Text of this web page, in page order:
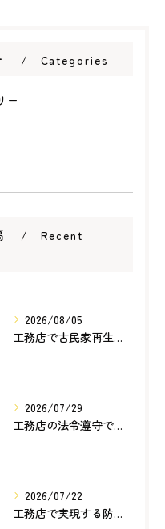
Categories
ー
Recent
2026/08/05
工務店で古民家再生を成功させるための費用・補助金活用と信頼できる選び方徹底ガイド
2026/07/29
工務店の法令遵守で滋賀県犬上郡多賀町で信頼できる選び方と見極めポイント
2026/07/22
工務店で実現する防水対策の仕組みと費用対効果を徹底解説